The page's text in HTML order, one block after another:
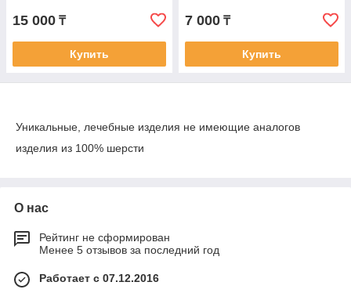
15 000 ₸
Купить
7 000 ₸
Купить
Уникальные, лечебные изделия не имеющие аналогов
изделия из 100% шерсти
О нас
Рейтинг не сформирован
Менее 5 отзывов за последний год
Работает с 07.12.2016